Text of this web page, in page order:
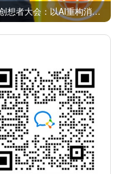
数云Agent OS亮相华为云INSPIRE创想者大会：以AI重构消费者运营与零售营销新范式